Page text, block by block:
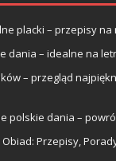
placki – przepisy
dania – idealne na
– przegląd
polskie dania –
Przepisy,